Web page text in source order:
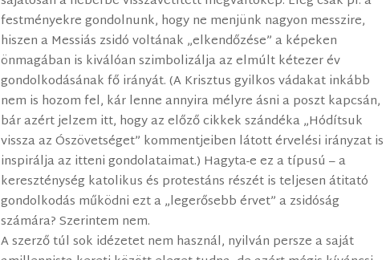
festményekre gondolnunk, hogy ne menjünk nagyon messzire,
hiszen a Messiás zsidó voltának „elkendőzése” a képeken
önmagában is kiválóan szimbolizálja az elmúlt kétezer év
gondolkodásának fő irányát. (A Krisztus gyilkos vádakat inkább
nem is hozom fel, kár lenne annyira mélyre ásni a poszt kapcsán,
bár azért jelzem itt, hogy az előző cikkek szándéka „Hódítsuk
vissza az Ószövetséget” kommentjeiben látott érvelési irányzat is
inspirálja az itteni gondolataimat.) Hagyta-e ez a típusú – a
kereszténység katolikus és protestáns részét is teljesen átitató
gondolkodás működni ezt a „legerősebb érvet” a zsidóság
számára? Szerintem nem.
A szerző túl sok idézetet nem használ, nyilván persze a saját